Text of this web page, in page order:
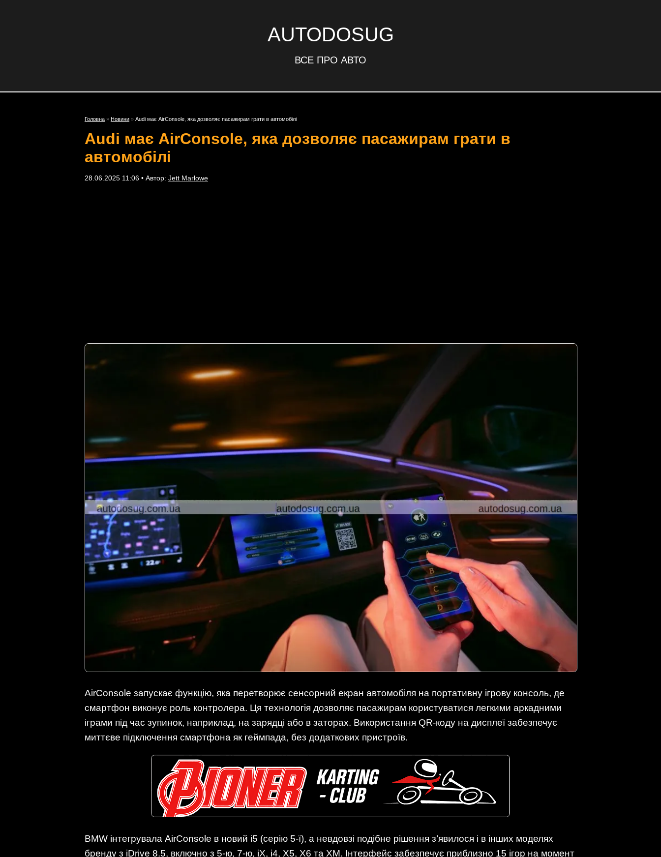
AUTODOSUG
ВСЕ ПРО АВТО
Головна » Новини » Audi має AirConsole, яка дозволяє пасажирам грати в автомобілі
Audi має AirConsole, яка дозволяє пасажирам грати в
автомобілі
28.06.2025 11:06 • Автор: Jett Marlowe
AirConsole запускає функцію, яка перетворює сенсорний екран автомобіля на портативну ігрову консоль, де
смартфон виконує роль контролера. Ця технологія дозволяє пасажирам користуватися легкими аркадними
іграми під час зупинок, наприклад, на зарядці або в заторах. Використання QR-коду на дисплеї забезпечує
миттєве підключення смартфона як геймпада, без додаткових пристроїв.
BMW інтегрувала AirConsole в новий i5 (серію 5‑ї), а невдовзі подібне рішення з’явилося і в інших моделях
бренду з iDrive 8.5, включно з 5‑ю, 7‑ю, iX, i4, X5, X6 та XM. Інтерфейс забезпечує приблизно 15 ігор на момент